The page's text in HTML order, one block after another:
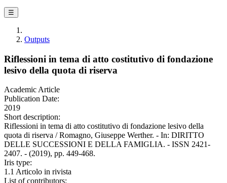
☰
Outputs
Riflessioni in tema di atto costitutivo di fondazione
lesivo della quota di riserva
Academic Article
Publication Date:
2019
Short description:
Riflessioni in tema di atto costitutivo di fondazione lesivo della
quota di riserva / Romagno, Giuseppe Werther. - In: DIRITTO
DELLE SUCCESSIONI E DELLA FAMIGLIA. - ISSN 2421-
2407. - (2019), pp. 449-468.
Iris type:
1.1 Articolo in rivista
List of contributors: